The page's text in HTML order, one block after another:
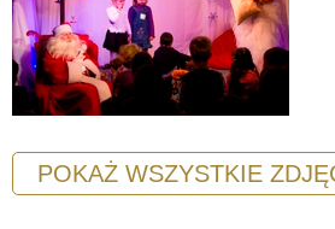
POKAŻ WSZYSTKIE